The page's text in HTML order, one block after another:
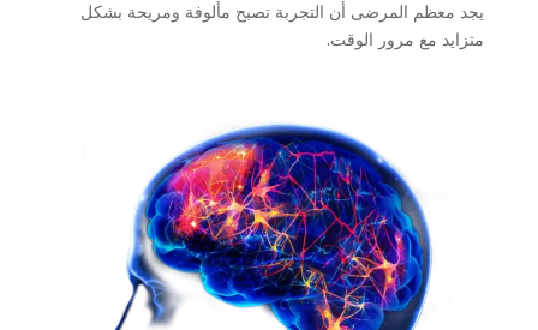
يجد معظم المرضى أن التجربة تصبح مألوفة ومريحة بشكل
متزايد مع مرور الوقت.